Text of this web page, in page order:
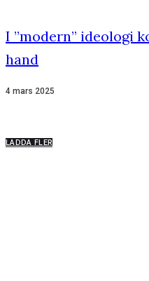
I ”modern” ideologi
hand
4 mars 2025
LADDA FLER